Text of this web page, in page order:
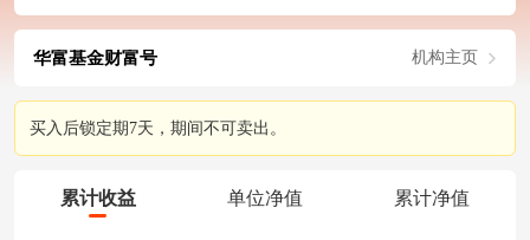
华富基金财富号 机构主页
买入后锁定期7天，期间不可卖出。
累计收益 单位净值 累计净值